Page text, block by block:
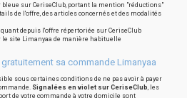
sur CeriseClub, portant la mention "réductions"
de l'offre, des articles concernés et des modalités
depuis l'offre répertoriée sur CeriseClub
le site Limanyaa de manière habituelle
sa commande Limanyaa
sous certaines conditions de ne pas avoir à payer
Signalées en violet sur CeriseClub, les
de votre commande à votre domicile sont